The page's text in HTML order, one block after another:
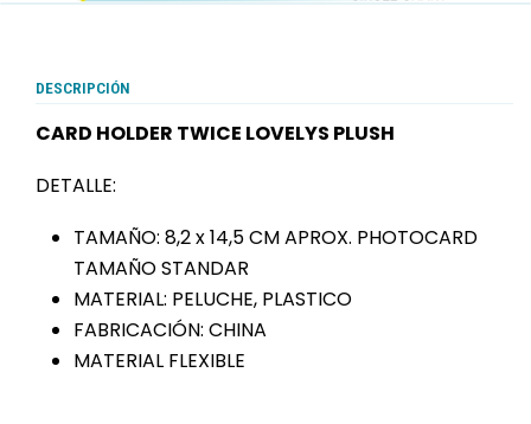
DESCRIPCIÓN
CARD HOLDER TWICE LOVELYS PLUSH
DETALLE:
TAMAÑO: 8,2 x 14,5 CM APROX. PHOTOCARD
TAMAÑO STANDAR
MATERIAL: PELUCHE, PLASTICO
FABRICACIÓN: CHINA
MATERIAL FLEXIBLE